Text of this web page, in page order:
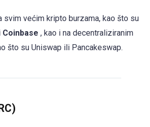
svim većim kripto burzama, kao što su
Coinbase , kao i na decentraliziranim
što su Uniswap ili Pancakeswap.